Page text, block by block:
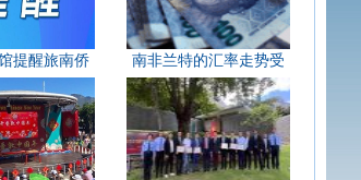
提醒旅南侨 南非兰特的汇率走势受